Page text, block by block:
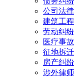
公司法律
建筑工程
劳动纠纷
医疗事故
征地拆迁
房产纠纷
涉外律师